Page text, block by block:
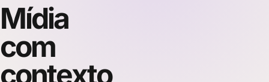
Mídia
com
contexto